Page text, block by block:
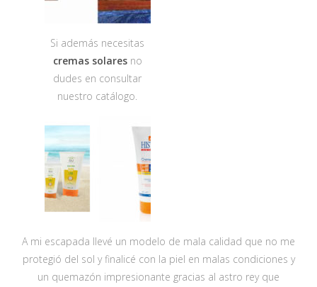
Si además necesitas
cremas solaresno
dudes en consultar
nuestro catálogo.
A mi escapada llevé un modelo de mala calidad que no me
protegió del sol y finalicé con la piel en malas condiciones y
un quemazón impresionante gracias al astro rey que